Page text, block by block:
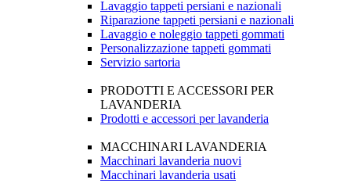
Lavaggio tappeti persiani e nazionali
Riparazione tappeti persiani e nazionali
Lavaggio e noleggio tappeti gommati
Personalizzazione tappeti gommati
Servizio sartoria
PRODOTTI E ACCESSORI PER
LAVANDERIA
Prodotti e accessori per lavanderia
MACCHINARI LAVANDERIA
Macchinari lavanderia nuovi
Macchinari lavanderia usati